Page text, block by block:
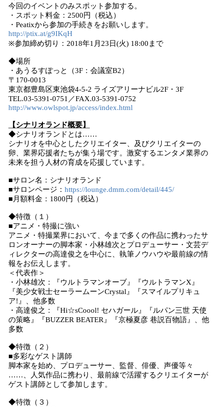
今回のイベントのみスポット参加する。
・スポット料金：2500円（税込）
・Peatixから参加の手続きをお願いします。
http://ptix.at/g9IKqH
※参加締め切り：2018年1月23日(火) 18:00まで
◆場所
・あうるすぽっと（3F：会議室B2）
〒170-0013
東京都豊島区東池袋4-5-2 ライズアリーナビル2F・3F
TEL.03-5391-0751／FAX.03-5391-0752
http://www.owlspot.jp/access/index.html
【シナリオランド概要】
◆シナリオランドとは……
シナリオを中心としたクリエイター、及びクリエイターの
卵、業界応援者たちが集う場です。激変するエンタメ業界の
未来を担う人材の育成を応援しています。
■サロン名：シナリオランド
■サロンページ： https://lounge.dmm.com/detail/445/
■月額料金：1800円（税込）
◆特徴（１）
■アニメ・特撮に強い
アニメ・特撮業界において、今まで多くの作品に携わったサ
ロンオーナーの脚本家・小林雄次とプロデューサー・文芸デ
ィレクターの高達俊之を中心に、執筆ノウハウや最前線の情
報をお伝えします。
＜代表作＞
・小林雄次：『ウルトラマンオーブ』『ウルトラマンX』
『美少女戦士セーラームーンCrystal』『スマイルプリキュ
ア!』、他多数
・高達俊之：『Hi☆sCoool! セハガール』『ルパン三世 天使
の策略』『BUZZER BEATER』『京極夏彦 巷説百物語』、他
多数
◆特徴（２）
■多彩なゲスト講師
脚本家を始め、プロデューサー、監督、俳優、声優等々
……、人気作品に携わり、最前線で活躍するクリエイターが
ゲスト講師として参加します。
◆特徴（３）